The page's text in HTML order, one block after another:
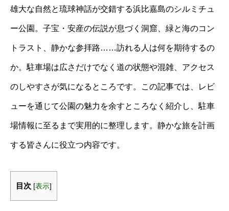
雄大な自然と琉球神話が交錯する浜比嘉島のシルミチュ
ー公園。子宝・安産の伝説が息づく洞窟、緑と海のコン
トラスト、静かな参拝路……訪れる人は何を期待するの
か。駐車場は広さだけでなく道の状態や混雑、アクセス
のしやすさが気になるところです。この記事では、レビ
ューを通じて公園の魅力を余すところなく紹介し、駐車
場情報に至るまで実用的に整理します。静かな旅を計画
する皆さんに役立つ内容です。
目次 [表示]